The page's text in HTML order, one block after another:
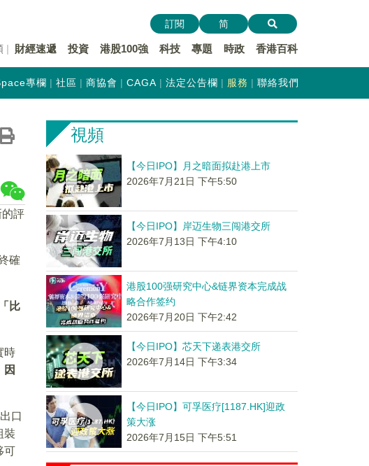
財經速遞 投資 港股100強 科技 專題 時政 香港百科
訂閱 简
專欄 社區 商協會 CAGA 法定公告欄 服務 聯絡我們
評
確
比
時
因
口
裝
可
視頻
【今日IPO】月之暗面拟赴港上市
2026年7月21日 下午5:50
【今日IPO】岸迈生物三闯港交所
2026年7月13日 下午4:10
港股100强研究中心&链界资本完成战
略合作签约
2026年7月20日 下午2:42
【今日IPO】芯天下递表港交所
2026年7月14日 下午3:34
【今日IPO】可孚医疗[1187.HK]迎政
策大涨
2026年7月15日 下午5:51